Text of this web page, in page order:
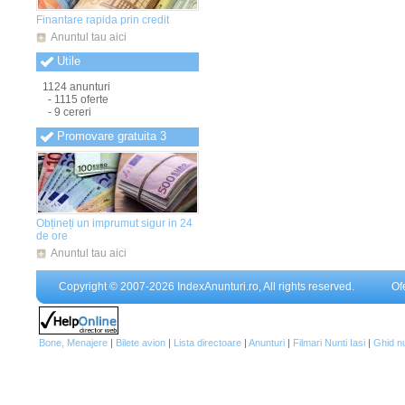
Anunturi Teleorman(838)
Anunturi Timis(841)
Anunturi Tulcea
Anunturi Vaslui
Anunturi Vrancea(835)
Finantare rapida prin credit
Anuntul tau aici
Utile
1124 anunturi
- 1115 oferte
- 9 cereri
Promovare gratuita 3
Obțineți un imprumut sigur in 24
de ore
Anuntul tau aici
Copyright © 2007-2026 IndexAnunturi.ro, All rights reserved.
Bone, Menajere | Bilete avion | Lista directoare | Anunturi | Filmari Nunti Iasi | Ghid